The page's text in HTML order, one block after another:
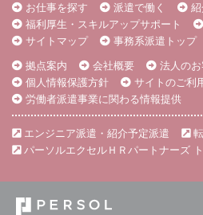
お仕事を探す 派遣で働く
紹
福利厚生・スキルアップサポート
サイトマップ
事務系派遣トップ
拠点案内
会社概要
法人の
個人情報保護方針
サイトのご利
労働者派遣事業に関わる情報提供
エンジニア派遣・紹介予定派遣
パーソルエクセルＨＲパートナーズ